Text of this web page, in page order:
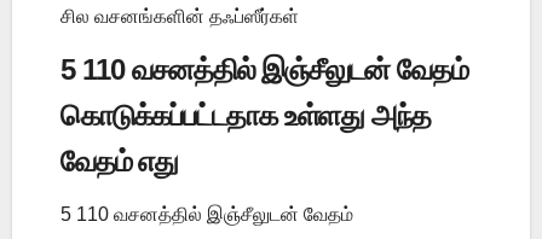
சில வசனங்களின் தஃப்ஸீர்கள்
5 110 வசனத்தில் இஞ்சீலுடன் வேதம்
கொடுக்கப்பட்டதாக உள்ளது அந்த
வேதம் எது
5 110 வசனத்தில் இஞ்சீலுடன் வேதம்